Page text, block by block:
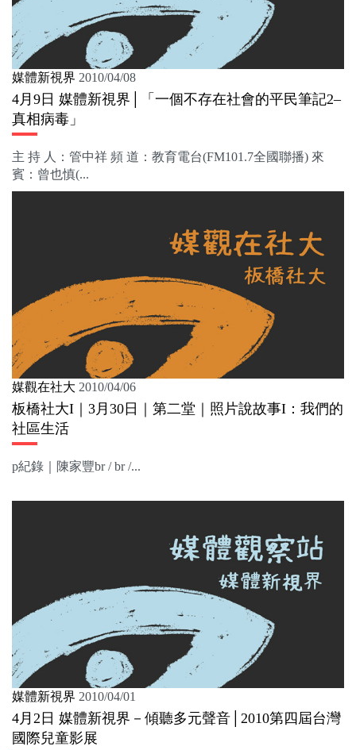
媒體新視界 2010/04/08
4月9日 媒體新視界│「一個不存在社會的平民筆記2–
真相病毒」
主 持 人：管中祥 頻 道：教育電台(FM101.7全國聯播) 來
賓：曾也慎(...
媒觀在社大 2010/04/06
板橋社大I｜3月30日｜第二堂｜照片說故事I：我們的
社區生活
p紀錄｜陳家豐br / br /...
媒體新視界 2010/04/01
4月2日 媒體新視界－傾聽多元聲音│2010第四屆台灣
國際兒童影展